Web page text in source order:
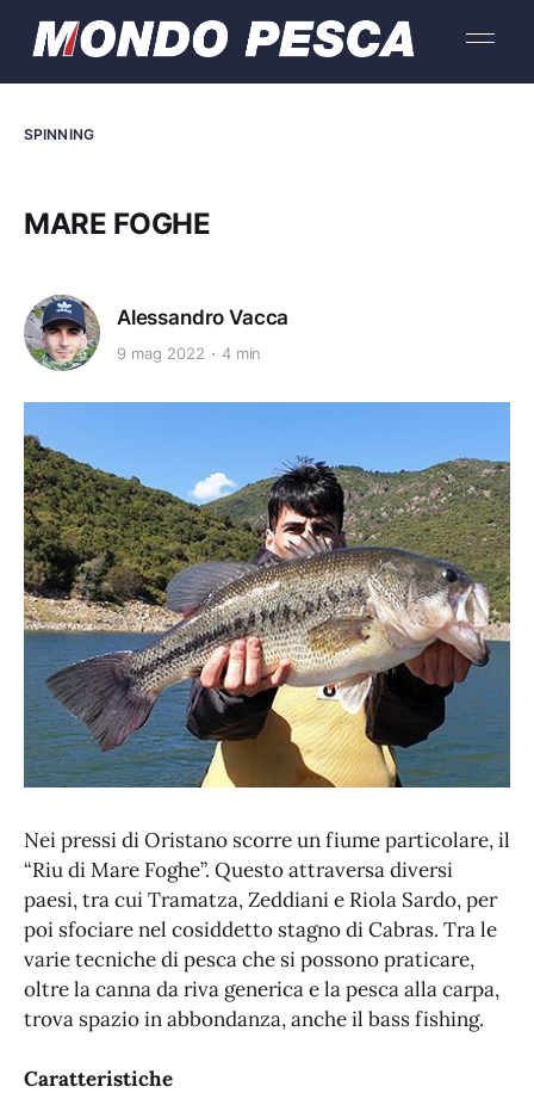
SPINNING
MARE FOGHE
Alessandro Vacca
9 mag 2022 4 min
Nei pressi di Oristano scorre un fiume particolare, il
“Riu di Mare Foghe”. Questo attraversa diversi
paesi, tra cui Tramatza, Zeddiani e Riola Sardo, per
poi sfociare nel cosiddetto stagno di Cabras. Tra le
varie tecniche di pesca che si possono praticare,
oltre la canna da riva generica e la pesca alla carpa,
trova spazio in abbondanza, anche il bass fishing.
Caratteristiche